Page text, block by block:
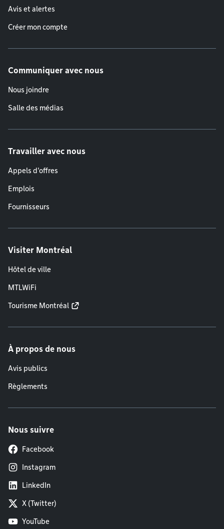
Avis et alertes
Créer mon compte
Communiquer avec nous
Nous joindre
Salle des médias
Travailler avec nous
Appels d'offres
Emplois
Fournisseurs
Visiter Montréal
Hôtel de ville
MTLWiFi
Tourisme Montréal
À propos de nous
Avis publics
Règlements
Nous suivre
Facebook
Instagram
LinkedIn
X (Twitter)
YouTube